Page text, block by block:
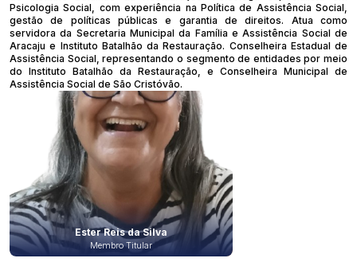
Psicologia Social, com experiência na Política de Assistência Social,
gestão de políticas públicas e garantia de direitos. Atua como
servidora da Secretaria Municipal da Família e Assistência Social de
Aracaju e Instituto Batalhão da Restauração. Conselheira Estadual de
Assistência Social, representando o segmento de entidades por meio
do Instituto Batalhão da Restauração, e Conselheira Municipal de
Assistência Social de São Cristóvão.
Ester Reis da Silva
Membro Titular